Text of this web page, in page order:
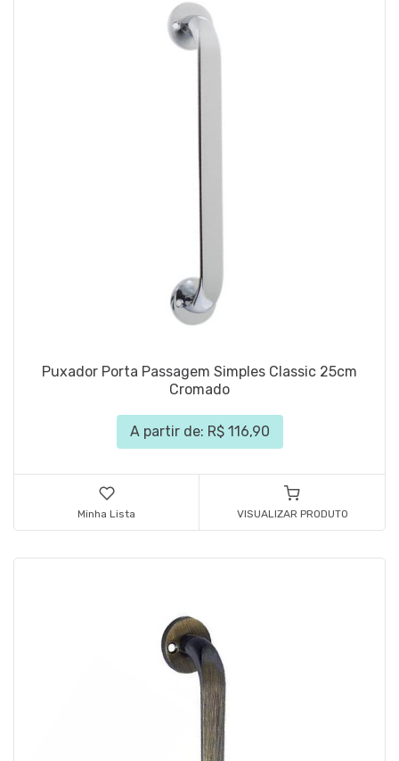
Puxador Porta Passagem Simples Classic 25cm
Cromado
A partir de: R$ 116,90
Minha Lista VISUALIZAR PRODUTO